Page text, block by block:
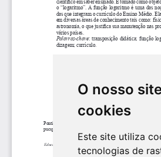
O nosso
cookies
Este site utiliza
tecnologias de